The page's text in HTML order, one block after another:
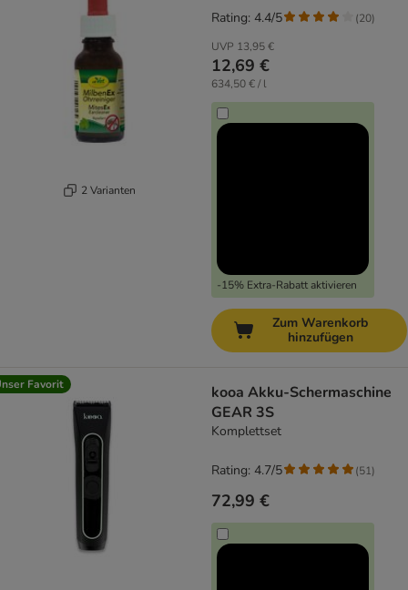
2 Varianten
UVP 13,95 €
12,69 €
634,50 € / l
-15% Extra-Rabatt aktivieren
Rating: 4.4/5 (20)
Zum Warenkorb
hinzufügen
Favorit
kooa Akku-Schermaschine
GEAR 3S
Komplettset
72,99 €
Rating: 4.7/5 (51)